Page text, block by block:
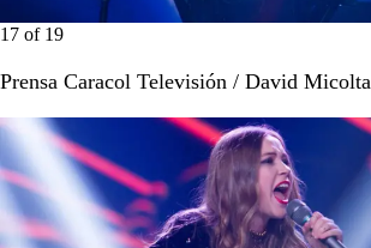
17 of 19
Prensa Caracol Televisión / David Micolta